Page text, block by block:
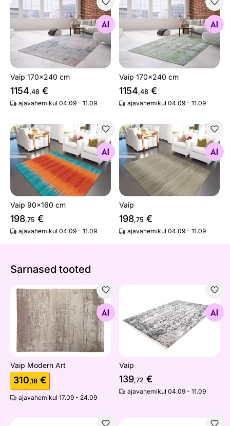
Vaip 170x240 cm
Otsi sarnaseid
Vaip 170x240 cm
1154,48 €
ajavahemikul 04.09 - 11.09
Vaip 170x240 cm
Otsi sarnaseid
Vaip 170x240 cm
1154,48 €
ajavahemikul 04.09 - 11.09
Vaip 90x160 cm
Otsi sarnaseid
Vaip 90x160 cm
198,75 €
ajavahemikul 04.09 - 11.09
Vaip
Otsi sarnaseid
Vaip
198,75 €
ajavahemikul 04.09 - 11.09
Sarnased tooted
Vaip Modern Art
Otsi sarnaseid
Vaip Modern Art
310,18 €
ajavahemikul 17.09 - 24.09
Otsi sarnaseid
Vaip
139,72 €
ajavahemikul 04.09 - 11.09